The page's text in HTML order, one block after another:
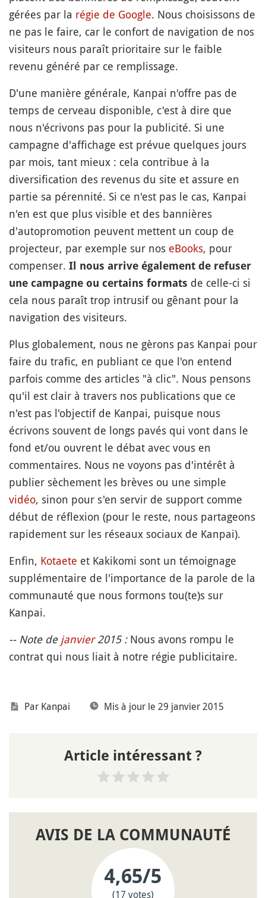
gérées par la régie de Google. Nous choisissons de
ne pas le faire, car le confort de navigation de nos
visiteurs nous paraît prioritaire sur le faible
revenu généré par ce remplissage.
D'une manière générale, Kanpai n'offre pas de
temps de cerveau disponible, c'est à dire que
nous n'écrivons pas pour la publicité. Si une
campagne d'affichage est prévue quelques jours
par mois, tant mieux : cela contribue à la
diversification des revenus du site et assure en
partie sa pérennité. Si ce n'est pas le cas, Kanpai
n'en est que plus visible et des bannières
d'autopromotion peuvent mettent un coup de
projecteur, par exemple sur nos eBooks, pour
compenser. Il nous arrive également de refuser
une campagne ou certains formats de celle-ci si
cela nous paraît trop intrusif ou gênant pour la
navigation des visiteurs.
Plus globalement, nous ne gèrons pas Kanpai pour
faire du trafic, en publiant ce que l'on entend
parfois comme des articles "à clic". Nous pensons
qu'il est clair à travers nos publications que ce
n'est pas l'objectif de Kanpai, puisque nous
écrivons souvent de longs pavés qui vont dans le
fond et/ou ouvrent le débat avec vous en
commentaires. Nous ne voyons pas d'intérêt à
publier sèchement les brèves ou une simple
vidéo, sinon pour s'en servir de support comme
début de réflexion (pour le reste, nous partageons
rapidement sur les réseaux sociaux de Kanpai).
Enfin, Kotaete et Kakikomi sont un témoignage
supplémentaire de l'importance de la parole de la
communauté que nous formons tou(te)s sur
Kanpai.
-- Note de janvier2015 :Nous avons rompu le
contrat qui nous liait à notre régie publicitaire.
Par Kanpai Mis à jour le 29 janvier 2015
Article intéressant ?
AVIS DE LA COMMUNAUTÉ
4,65/5
(17 votes)